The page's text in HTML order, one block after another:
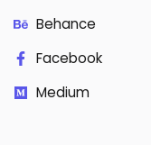
Behance
Facebook
Medium